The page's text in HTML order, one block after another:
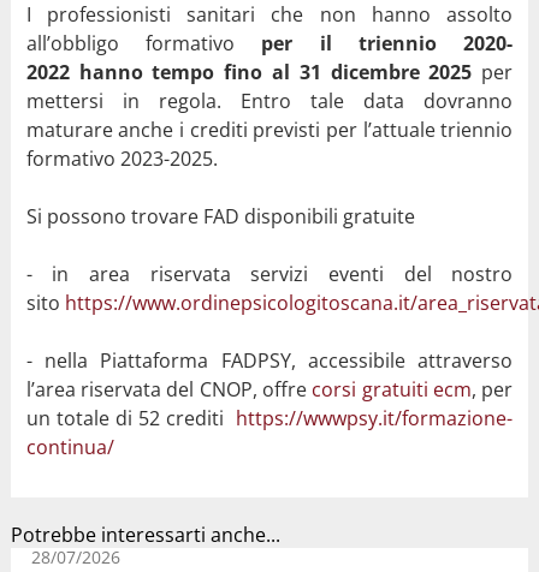
I professionisti sanitari che non hanno assolto
all’obbligo formativo per il triennio 2020-
2022 hanno tempo fino al 31 dicembre 2025 per
mettersi in regola. Entro tale data dovranno
maturare anche i crediti previsti per l’attuale triennio
formativo 2023-2025.
Si possono trovare FAD disponibili gratuite
- in area riservata servizi eventi del nostro
sito https://www.ordinepsicologitoscana.it/
- nella Piattaforma FADPSY, accessibile attraverso
l’area riservata del CNOP, offre corsi gratuiti ecm, per
un totale di 52 crediti https://wwwpsy.it/formazione-
continua/
Potrebbe interessarti anche...
28/07/2026